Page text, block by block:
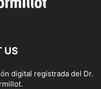
US
digital registrada del Dr.